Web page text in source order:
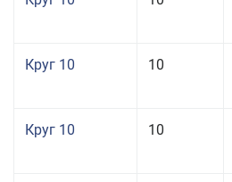
Круг 10 10
Круг 10 10